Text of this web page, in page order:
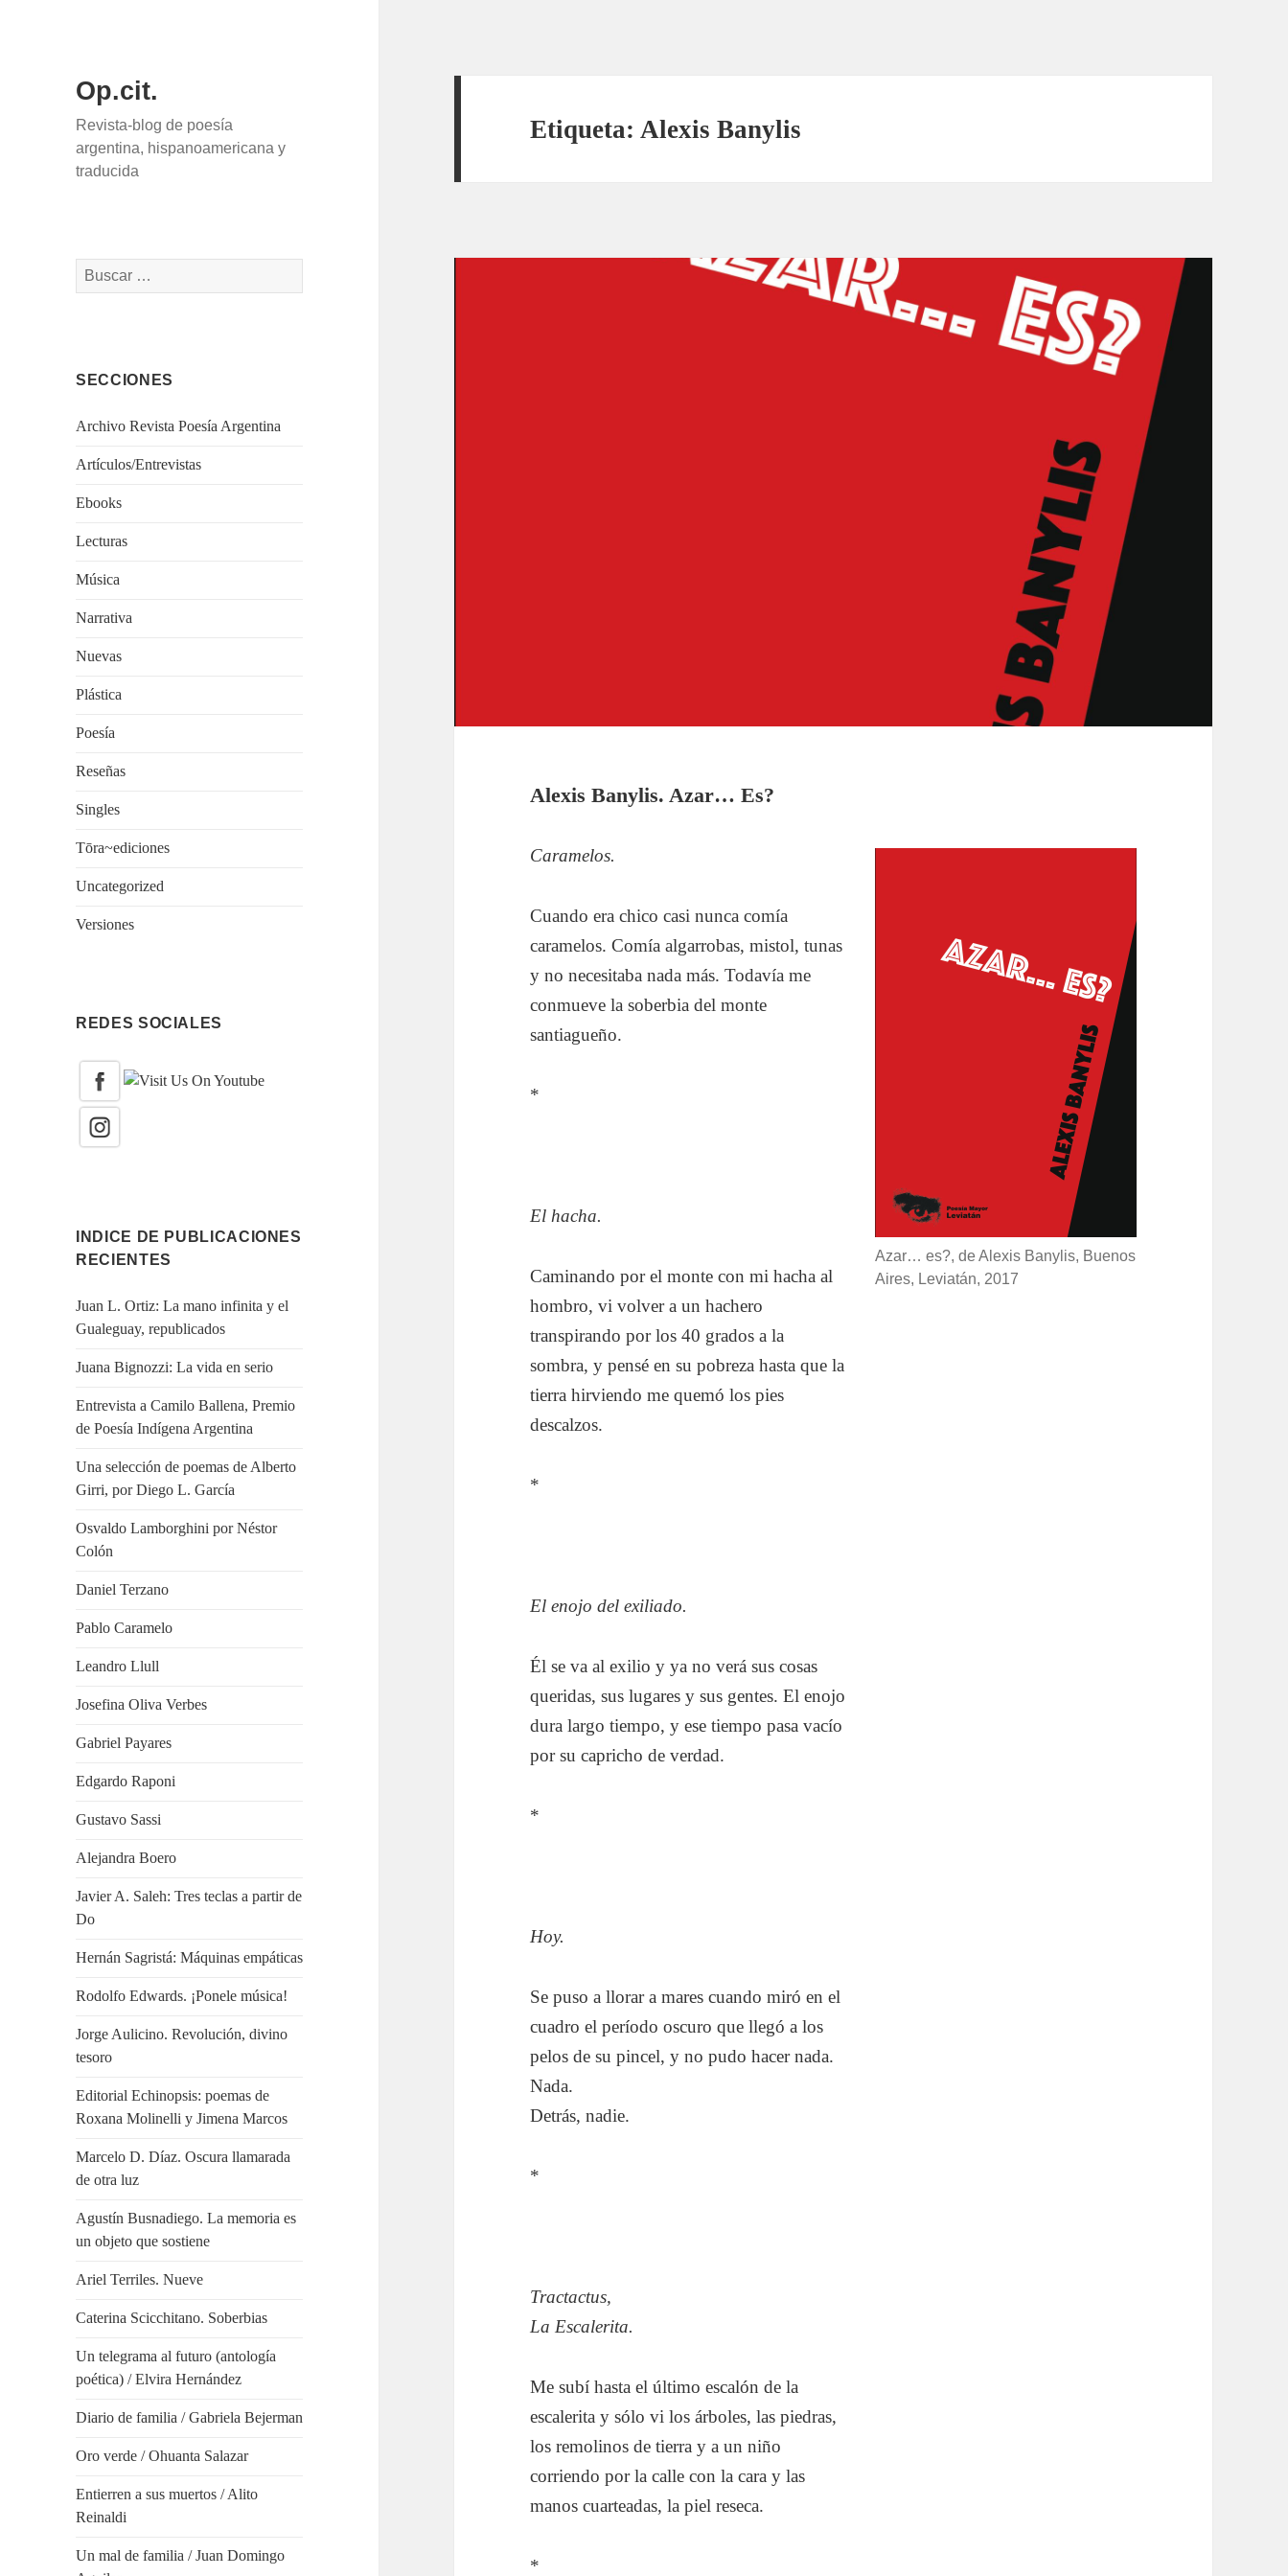
Op.cit.
Revista-blog de poesía
argentina, hispanoamericana y
traducida
Buscar:
SECCIONES
Archivo Revista Poesía Argentina
Artículos/Entrevistas
Ebooks
Lecturas
Música
Narrativa
Nuevas
Plástica
Poesía
Reseñas
Singles
Tōra~ediciones
Uncategorized
Versiones
REDES SOCIALES
INDICE DE PUBLICACIONES
RECIENTES
Juan L. Ortiz: La mano infinita y el
Gualeguay, republicados
Juana Bignozzi: La vida en serio
Entrevista a Camilo Ballena, Premio
de Poesía Indígena Argentina
Una selección de poemas de Alberto
Girri, por Diego L. García
Osvaldo Lamborghini por Néstor
Colón
Daniel Terzano
Pablo Caramelo
Leandro Llull
Josefina Oliva Verbes
Gabriel Payares
Edgardo Raponi
Gustavo Sassi
Alejandra Boero
Javier A. Saleh: Tres teclas a partir de
Do
Hernán Sagristá: Máquinas empáticas
Rodolfo Edwards. ¡Ponele música!
Jorge Aulicino. Revolución, divino
tesoro
Editorial Echinopsis: poemas de
Roxana Molinelli y Jimena Marcos
Marcelo D. Díaz. Oscura llamarada
de otra luz
Agustín Busnadiego. La memoria es
un objeto que sostiene
Ariel Terriles. Nueve
Caterina Scicchitano. Soberbias
Un telegrama al futuro (antología
poética) / Elvira Hernández
Diario de familia / Gabriela Bejerman
Oro verde / Ohuanta Salazar
Entierren a sus muertos / Alito
Reinaldi
Un mal de familia / Juan Domingo
Etiqueta: Alexis Banylis
Alexis Banylis. Azar… Es?
Azar… es?, de Alexis Banylis, Buenos
Aires, Leviatán, 2017
Caramelos.
Cuando era chico casi nunca comía
caramelos. Comía algarrobas, mistol, tunas
y no necesitaba nada más. Todavía me
conmueve la soberbia del monte
santiagueño.
*
El hacha.
Caminando por el monte con mi hacha al
hombro, vi volver a un hachero
transpirando por los 40 grados a la
sombra, y pensé en su pobreza hasta que la
tierra hirviendo me quemó los pies
descalzos.
*
El enojo del exiliado.
Él se va al exilio y ya no verá sus cosas
queridas, sus lugares y sus gentes. El enojo
dura largo tiempo, y ese tiempo pasa vacío
por su capricho de verdad.
*
Hoy.
Se puso a llorar a mares cuando miró en el
cuadro el período oscuro que llegó a los
pelos de su pincel, y no pudo hacer nada.
Nada.
Detrás, nadie.
*
Tractactus,
La Escalerita.
Me subí hasta el último escalón de la
escalerita y sólo vi los árboles, las piedras,
los remolinos de tierra y a un niño
corriendo por la calle con la cara y las
manos cuarteadas, la piel reseca.
*